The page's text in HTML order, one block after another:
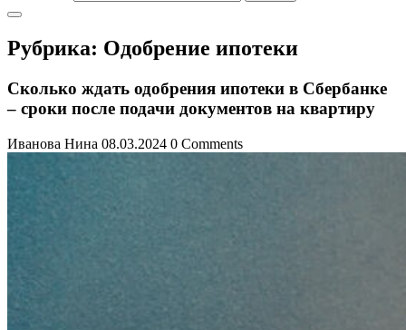
Рубрика: Одобрение ипотеки
Сколько ждать одобрения ипотеки в Сбербанке
– сроки после подачи документов на квартиру
Иванова Нина 08.03.2024 0 Comments